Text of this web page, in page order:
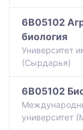
6B05102
биология
Университет
(Сырдарья)
6B05102
университет